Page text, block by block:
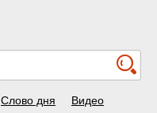
Слово дня Видео